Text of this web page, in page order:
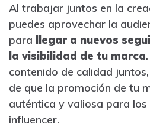
Al trabajar juntos en la
puedes aprovechar la
para llegar a nuevos
la visibilidad de tu marca
contenido de calidad
de que la promoción de tu
auténtica y valiosa para los
influencer.